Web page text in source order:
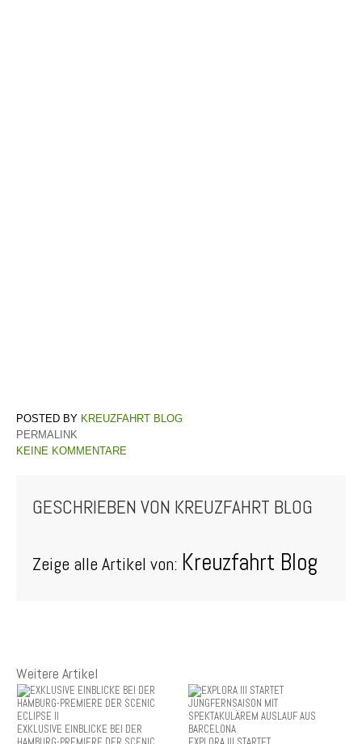
KREUZFAHRT BLOG
PERMALINK
KEINE KOMMENTARE
GESCHRIEBEN VON KREUZFAHRT BLOG
Zeige alle Artikel von: Kreuzfahrt Blog
Weitere Artikel
EXKLUSIVE EINBLICKE BEI DER